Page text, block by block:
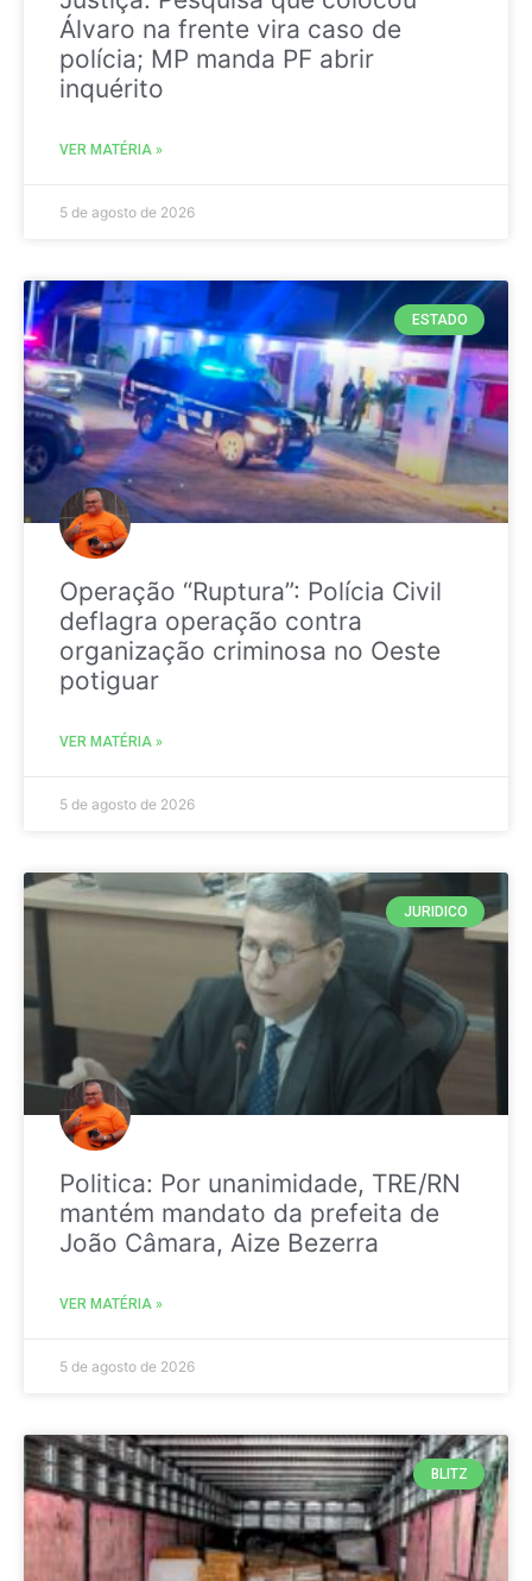
Álvaro na frente vira caso de
polícia; MP manda PF abrir
inquérito
VER MATÉRIA »
5 de agosto de 2026
ESTADO
Operação “Ruptura”: Polícia Civil
deflagra operação contra
organização criminosa no Oeste
potiguar
VER MATÉRIA »
5 de agosto de 2026
JURIDICO
Politica: Por unanimidade, TRE/RN
mantém mandato da prefeita de
João Câmara, Aize Bezerra
VER MATÉRIA »
5 de agosto de 2026
BLITZ